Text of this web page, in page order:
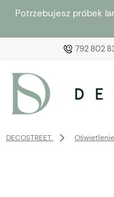
Potrzebujesz próbek
792 802
DECOSTREET Oświetlenie